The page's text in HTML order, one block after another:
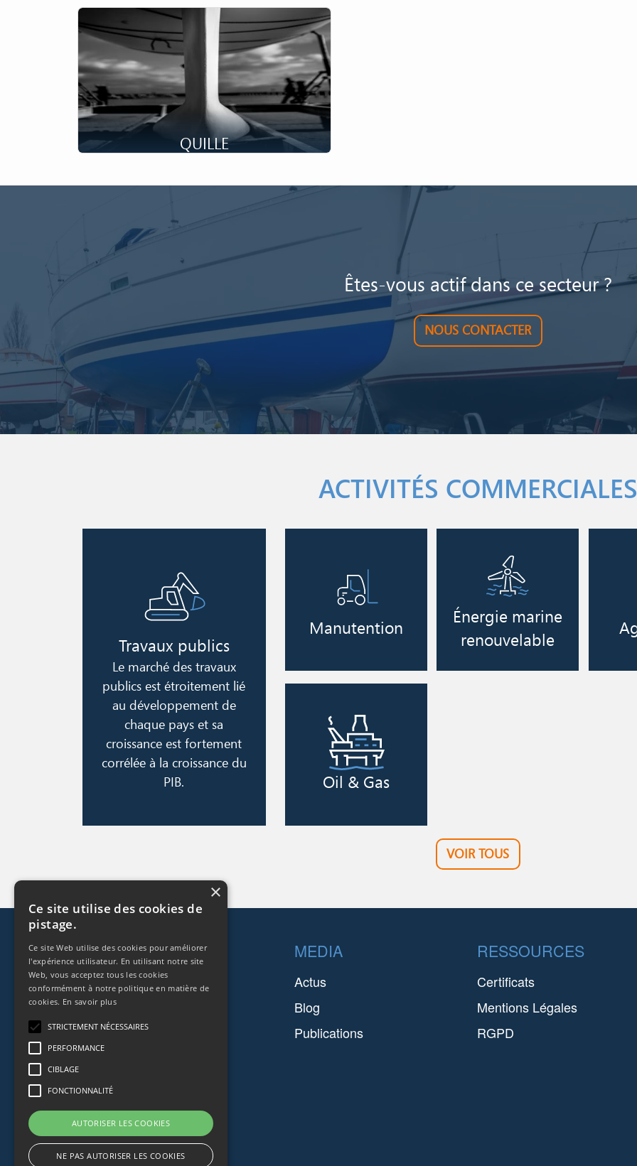
QUILLE
Êtes-vous actif dans ce secteur ?
NOUS CONTACTER
ACTIVITÉS COMMERCIALES
Travaux publics
Le marché des travaux
publics est étroitement lié
au développement de
chaque pays et sa
croissance est fortement
corrélée à la croissance du
PIB.
Manutention
Énergie marine
renouvelable
Oil & Gas
VOIR TOUS
Footer
SOCIÉTÉS
FARINIA GROUP
SETFORGE
FMGC
MEDIA
Actus
Blog
Publications
RESSOURCES
Certificats
Mentions Légales
RGPD
Ce site utilise des cookies de
pistage.
Ce site Web utilise des cookies pour améliorer
l'expérience utilisateur. En utilisant notre site
Web, vous acceptez tous les cookies
conformément à notre politique en matière de
cookies. En savoir plus
STRICTEMENT NÉCESSAIRES
PERFORMANCE
CIBLAGE
FONCTIONNALITÉ
AUTORISER LES COOKIES
NE PAS AUTORISER LES COOKIES
×